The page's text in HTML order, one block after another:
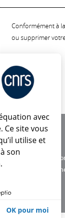
Conformément à
ou supprimer
Charte
Données
avec
Ce site vous
utilise et
son
OK pour moi